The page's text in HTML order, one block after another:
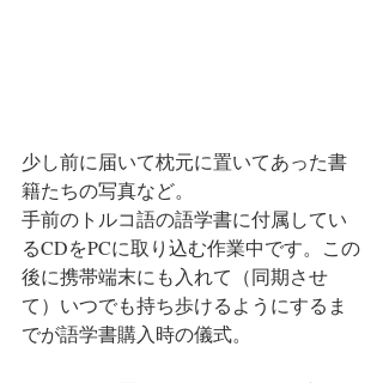
少し前に届いて枕元に置いてあった書
籍たちの写真など。
手前のトルコ語の語学書に付属してい
るCDをPCに取り込む作業中です。この
後に携帯端末にも入れて（同期させ
て）いつでも持ち歩けるようにするま
でが語学書購入時の儀式。